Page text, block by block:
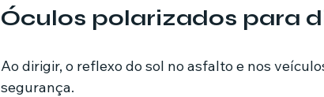
Óculos polarizados para
Ao dirigir, o reflexo do sol no asfalto e nos
segurança.